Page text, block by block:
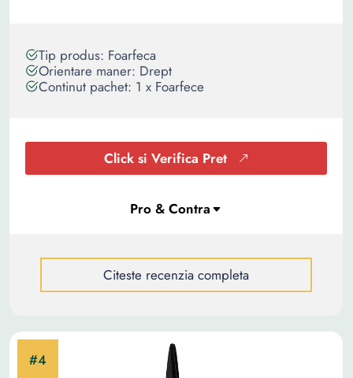
Tip produs: Foarfeca
Orientare maner: Drept
Continut pachet: 1 x Foarfece
Click si Verifica Pret
Citeste recenzia completa